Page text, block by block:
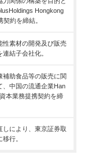
Hongkong
約を締結。
性素材の開発及び販売
結子会社化。
補助食品等の販売に関
、中国の流通企業Han
本業務提携契約を締
しにより、東京証券取
行。